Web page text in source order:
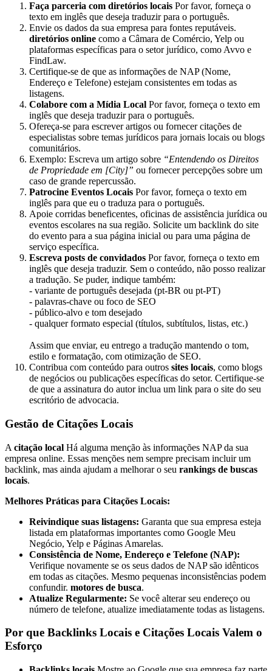
Faça parceria com diretórios locais Por favor, forneça o
texto em inglês que deseja traduzir para o português.
Envie os dados da sua empresa para fontes reputáveis.
diretórios online como a Câmara de Comércio, Yelp ou
plataformas específicas para o setor jurídico, como Avvo e
FindLaw.
Certifique-se de que as informações de NAP (Nome,
Endereço e Telefone) estejam consistentes em todas as
listagens.
Colabore com a Mídia Local Por favor, forneça o texto em
inglês que deseja traduzir para o português.
Ofereça-se para escrever artigos ou fornecer citações de
especialistas sobre temas jurídicos para jornais locais ou blogs
comunitários.
Exemplo: Escreva um artigo sobre “Entendendo os Direitos
de Propriedade em [City]” ou fornecer percepções sobre um
caso de grande repercussão.
Patrocine Eventos Locais Por favor, forneça o texto em
inglês para que eu o traduza para o português.
Apoie corridas beneficentes, oficinas de assistência jurídica ou
eventos escolares na sua região. Solicite um backlink do site
do evento para a sua página inicial ou para uma página de
serviço específica.
Escreva posts de convidados Por favor, forneça o texto em
inglês que deseja traduzir. Sem o conteúdo, não posso realizar
a tradução. Se puder, indique também:
- variante de português desejada (pt-BR ou pt-PT)
- palavras-chave ou foco de SEO
- público-alvo e tom desejado
- qualquer formato especial (títulos, subtítulos, listas, etc.)
Assim que enviar, eu entrego a tradução mantendo o tom,
estilo e formatação, com otimização de SEO.
Contribua com conteúdo para outros sites locais, como blogs
de negócios ou publicações específicas do setor. Certifique-se
de que a assinatura do autor inclua um link para o site do seu
escritório de advocacia.
Gestão de Citações Locais
A citação local Há alguma menção às informações NAP da sua
empresa online. Essas menções nem sempre precisam incluir um
backlink, mas ainda ajudam a melhorar o seu rankings de buscas
locais.
Melhores Práticas para Citações Locais:
Reivindique suas listagens: Garanta que sua empresa esteja
listada em plataformas importantes como Google Meu
Negócio, Yelp e Páginas Amarelas.
Consistência de Nome, Endereço e Telefone (NAP):
Verifique novamente se os seus dados de NAP são idênticos
em todas as citações. Mesmo pequenas inconsistências podem
confundir. motores de busca.
Atualize Regularmente: Se você alterar seu endereço ou
número de telefone, atualize imediatamente todas as listagens.
Por que Backlinks Locais e Citações Locais Valem o
Esforço